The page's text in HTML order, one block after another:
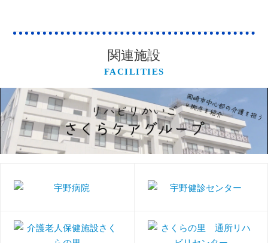
関連施設
FACILITIES